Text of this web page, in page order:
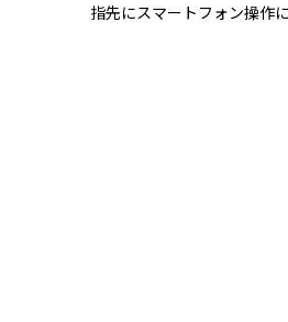
指先にスマートフォン操作